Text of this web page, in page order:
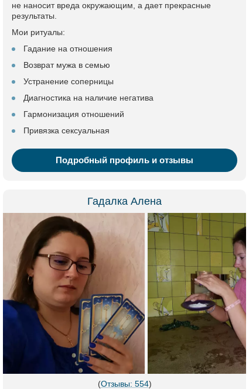
не наносит вреда окружающим, а дает прекрасные
результаты.
Мои ритуалы:
Гадание на отношения
Возврат мужа в семью
Устранение соперницы
Диагностика на наличие негатива
Гармонизация отношений
Привязка сексуальная
Подробный профиль и отзывы
Гадалка Алена
(Отзывы: 554)